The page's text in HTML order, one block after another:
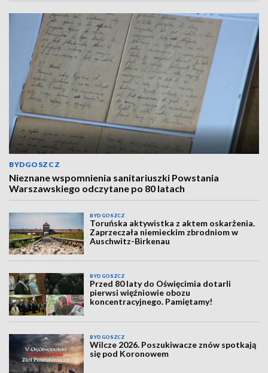
BYDGOSZCZ
Nieznane wspomnienia sanitariuszki Powstania
Warszawskiego odczytane po 80 latach
BYDGOSZCZ
Toruńska aktywistka z aktem oskarżenia.
Zaprzeczała niemieckim zbrodniom w
Auschwitz-Birkenau
BYDGOSZCZ
Przed 80 laty do Oświęcimia dotarli
pierwsi więźniowie obozu
koncentracyjnego. Pamiętamy!
BYDGOSZCZ
Wilcze 2026. Poszukiwacze znów spotkają
się pod Koronowem